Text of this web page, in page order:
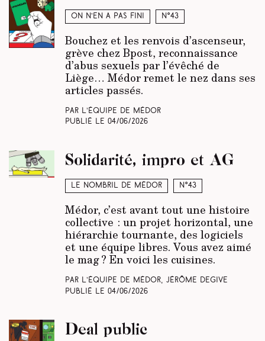
On n’en a pas fini N°43
Bouchez et les renvois d’ascenseur,
grève chez Bpost, reconnaissance
d’abus sexuels par l’évêché de
Liège… Médor remet le nez dans ses
articles passés.
Par L’équipe de Médor
Publié le 04/06/2026
Le nombril de Médor N°43
Solidarité, impro et AG
Médor, c’est avant tout une histoire
collective : un projet horizontal, une
hiérarchie tournante, des logiciels
et une équipe libres. Vous avez aimé
le mag ? En voici les cuisines.
Par L’équipe de Médor, Jérôme Degive
Publié le 04/06/2026
Deal public